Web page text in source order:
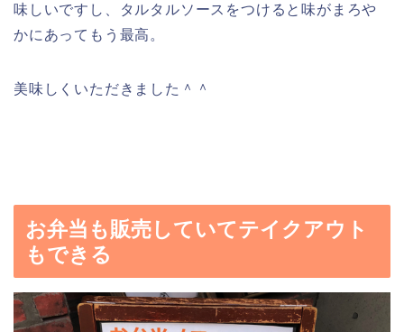
味しいですし、タルタルソースをつけると味がまろや
かにあってもう最高。
美味しくいただきました＾＾
お弁当も販売していてテイクアウト
もできる